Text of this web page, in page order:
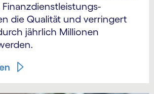
Finanz­dienst­leistungs­
die Qualität und verringert
jährlich Millionen